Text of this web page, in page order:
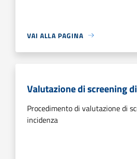
VAI ALLA PAGINA
Valutazione di screening
Procedimento di valutazione di
incidenza